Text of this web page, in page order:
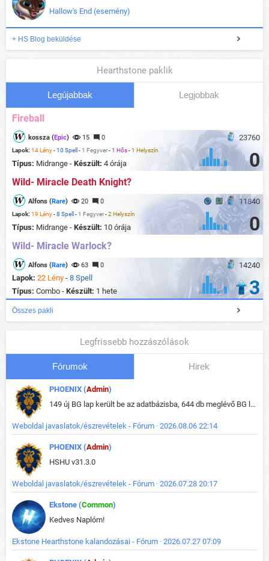
Hallow's End (esemény)
+ HS Blog beküldése
Hearthstone paklik
Legújabbak Legjobbak
Fireball
23760
kossza (Epic) 15 0
Lapok: 14 Lény-10 Spell - 1 Fegyver-1 Hős-1 Helyszín
Típus: Midrange - Készült: 4 órája 0
Wild- Miracle Death Knight?
11840
Alfons (Rare) 20 0
Lapok: 19 Lény-8 Spell - 1 Fegyver-2 Helyszín
Típus: Midrange - Készült: 10 órája 0
Wild- Miracle Warlock?
14240
Alfons (Rare) 63 0
Lapok: 22 Lény - 8 Spell
Típus: Combo - Készült: 1 hete 3
Összes pakli
Legfrissebb hozzászólások
Fórumok Hirek
PHOENIX (Admin)
149 új BG lap került be az adatbázisba, 644 db meglévő BG lap módosult, bekerültek az új képek a megváltozott lapokhoz is.
Weboldal javaslatok/észrevételek - Fórum · 2026.08.06 22:14
PHOENIX (Admin)
HSHU v31.3.0
Weboldal javaslatok/észrevételek - Fórum · 2026.07.28 20:17
Ekstone (Common)
Kedves Naplóm!
Ekstone Hearthstone kalandozásai - Fórum · 2026.07.27 07:09